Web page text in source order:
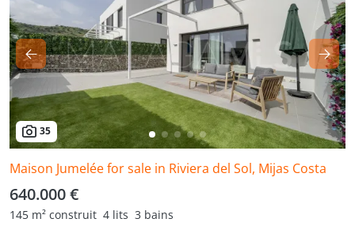
35
Maison Jumelée for sale in Riviera del Sol, Mijas Costa
640.000 €
145 m² construit 4 lits 3 bains